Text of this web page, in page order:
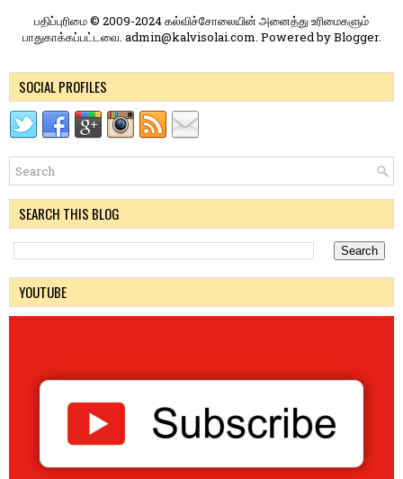
பதிப்புரிமை © 2009-2024 கல்விச்சோலையின் அனைத்து உரிமைகளும்
பாதுகாக்கப்பட்டவை. admin@kalvisolai.com. Powered byBlogger.
SOCIAL PROFILES
SEARCH THIS BLOG
YOUTUBE